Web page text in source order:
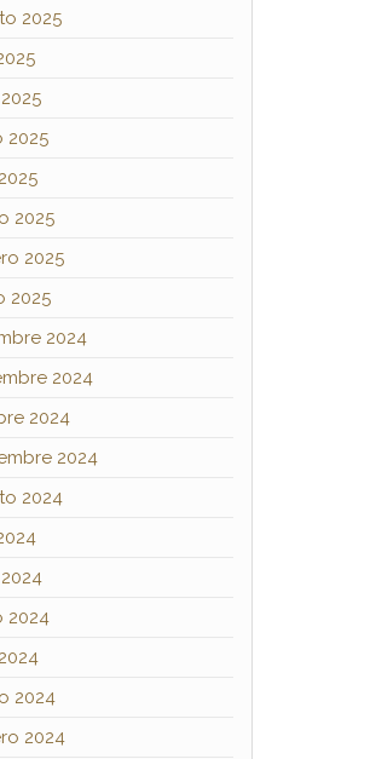
2025
2025
2025
2025
2025
2024
2024
2024
2024
2024
2024
2024
2024